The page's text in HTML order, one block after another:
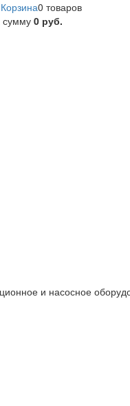
Корзина0 товаров
сумму 0 руб.
и насосное